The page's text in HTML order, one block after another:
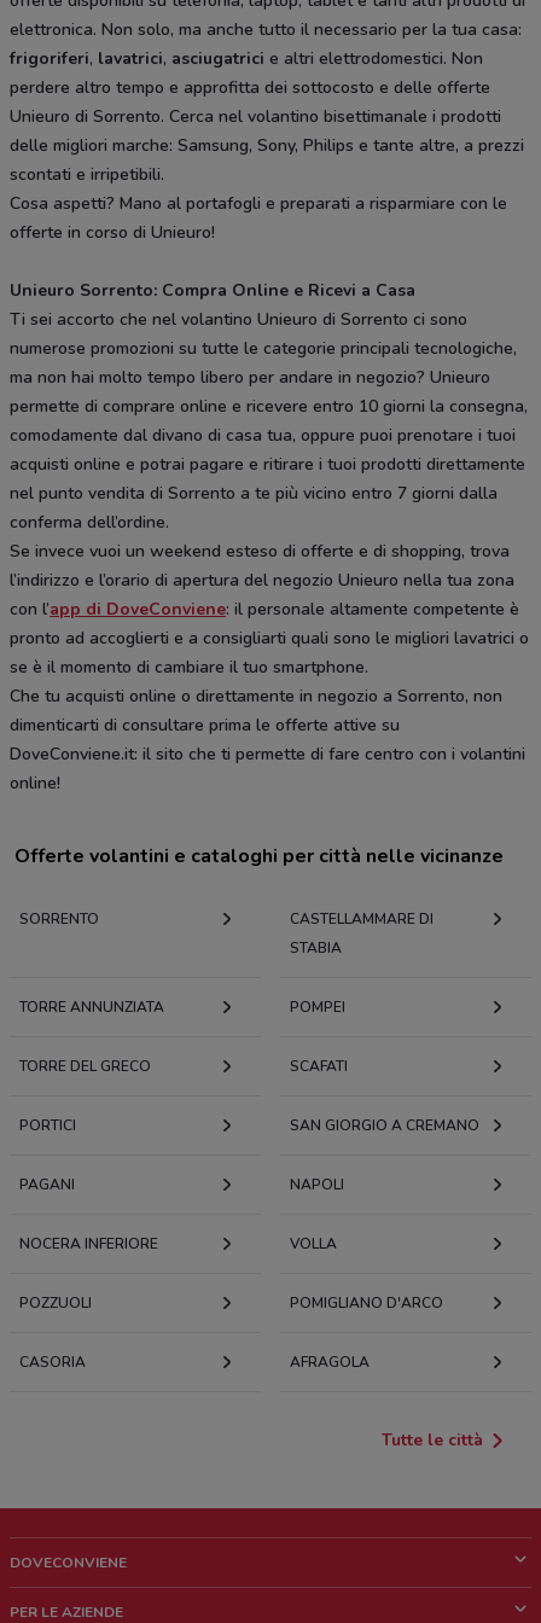
elettronica. Non solo, ma anche tutto il necessario per la tua casa:
frigoriferi, lavatrici, asciugatrici e altri elettrodomestici. Non
perdere altro tempo e approfitta dei sottocosto e delle offerte
Unieuro di Sorrento. Cerca nel volantino bisettimanale i prodotti
delle migliori marche: Samsung, Sony, Philips e tante altre, a prezzi
scontati e irripetibili.
Cosa aspetti? Mano al portafogli e preparati a risparmiare con le
offerte in corso di Unieuro!
Unieuro Sorrento: Compra Online e Ricevi a Casa
Ti sei accorto che nel volantino Unieuro di Sorrento ci sono
numerose promozioni su tutte le categorie principali tecnologiche,
ma non hai molto tempo libero per andare in negozio? Unieuro
permette di comprare online e ricevere entro 10 giorni la consegna,
comodamente dal divano di casa tua, oppure puoi prenotare i tuoi
acquisti online e potrai pagare e ritirare i tuoi prodotti direttamente
nel punto vendita di Sorrento a te più vicino entro 7 giorni dalla
conferma dell’ordine.
Se invece vuoi un weekend esteso di offerte e di shopping, trova
l’indirizzo e l’orario di apertura del negozio Unieuro nella tua zona
con l’app di DoveConviene: il personale altamente competente è
pronto ad accoglierti e a consigliarti quali sono le migliori lavatrici o
se è il momento di cambiare il tuo smartphone.
Che tu acquisti online o direttamente in negozio a Sorrento, non
dimenticarti di consultare prima le offerte attive su
DoveConviene.it: il sito che ti permette di fare centro con i volantini
online!
Offerte volantini e cataloghi per città nelle vicinanze
SORRENTO
CASTELLAMMARE DI
STABIA
TORRE ANNUNZIATA POMPEI
TORRE DEL GRECO SCAFATI
PORTICI SAN GIORGIO A CREMANO
PAGANI NAPOLI
NOCERA INFERIORE VOLLA
POZZUOLI POMIGLIANO D'ARCO
CASORIA AFRAGOLA
Tutte le città
DOVECONVIENE
PER LE AZIENDE